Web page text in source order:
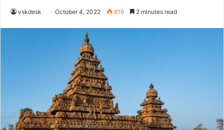
vskdesk October 4, 2022 816 2 minutes read